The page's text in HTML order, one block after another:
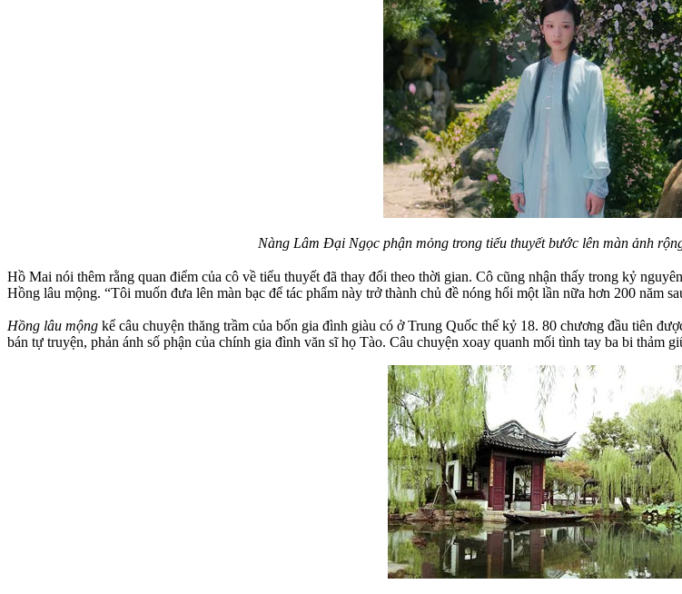
Nàng Lâm Đại Ngọc phận mỏng trong tiểu thuyết bước lên màn ảnh
Hồ Mai nói thêm rằng quan điểm của cô về tiểu thuyết đã thay đổi theo thời gian. Cô cũng nhận thấy trong kỷ
Hồng lâu mộng. “Tôi muốn đưa lên màn bạc để tác phẩm này trở thành chủ đề nóng hổi một lần nữa hơn 200 năm
Hồng lâu mộng kể câu chuyện thăng trầm của bốn gia đình giàu có ở Trung Quốc thế kỷ 18. 80 chương đầu tiên
bán tự truyện, phản ánh số phận của chính gia đình văn sĩ họ Tào. Câu chuyện xoay quanh mối tình tay ba bi